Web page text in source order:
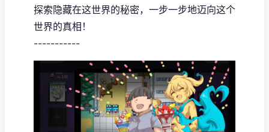
探索隐藏在这世界的秘密，一步一步地迈向这个
世界的真相！
-----------